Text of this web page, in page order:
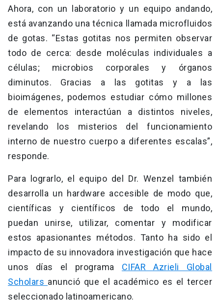
Ahora, con un laboratorio y un equipo andando,
está avanzando una técnica llamada microfluidos
de gotas. “Estas gotitas nos permiten observar
todo de cerca: desde moléculas individuales a
células; microbios corporales y órganos
diminutos. Gracias a las gotitas y a las
bioimágenes, podemos estudiar cómo millones
de elementos interactúan a distintos niveles,
revelando los misterios del funcionamiento
interno de nuestro cuerpo a diferentes escalas”,
responde.
Para lograrlo, el equipo del Dr. Wenzel también
desarrolla un hardware accesible de modo que,
científicas y científicos de todo el mundo,
puedan unirse, utilizar, comentar y modificar
estos apasionantes métodos. Tanto ha sido el
impacto de su innovadora investigación que hace
unos días el programa CIFAR Azrieli Global
Scholars anunció que el académico es el tercer
seleccionado latinoamericano.